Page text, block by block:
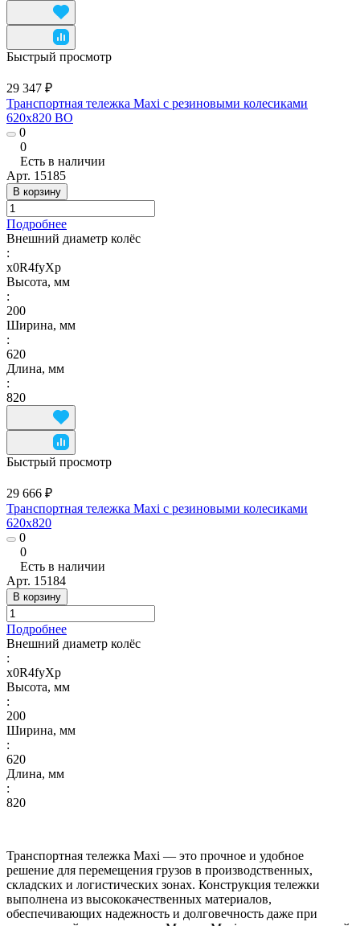
Быстрый просмотр
29 347 ₽
Транспортная тележка Maxi с резиновыми колесиками
620x820 BO
0
0
Есть в наличии
Арт. 15185
В корзину
Подробнее
Внешний диаметр колёс
:
x0R4fyXp
Высота, мм
:
200
Ширина, мм
:
620
Длина, мм
:
820
Быстрый просмотр
29 666 ₽
Транспортная тележка Maxi с резиновыми колесиками
620x820
0
0
Есть в наличии
Арт. 15184
В корзину
Подробнее
Внешний диаметр колёс
:
x0R4fyXp
Высота, мм
:
200
Ширина, мм
:
620
Длина, мм
:
820
Транспортная тележка Maxi — это прочное и удобное
решение для перемещения грузов в производственных,
складских и логистических зонах. Конструкция тележки
выполнена из высококачественных материалов,
обеспечивающих надежность и долговечность даже при